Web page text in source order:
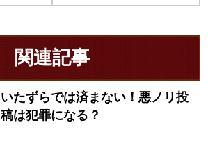
関連記事
いたずらでは済まない！悪ノリ投
稿は犯罪になる？